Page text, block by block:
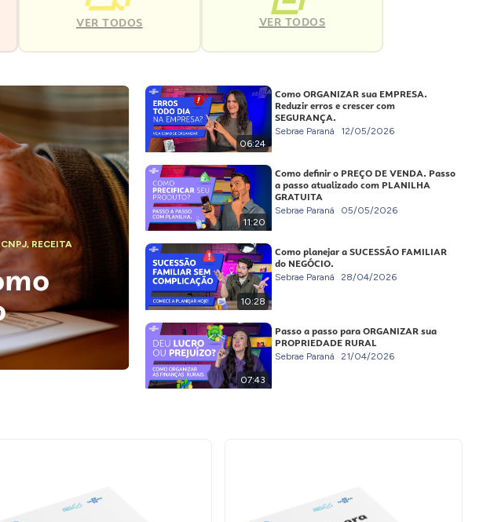
VER TODOS VER TODOS
,RECEITA
06:24
Como ORGANIZAR sua EMPRESA.
Reduzir erros e crescer com
SEGURANÇA.
Sebrae Paraná 12/05/2026
11:20
Como definir o PREÇO DE VENDA. Passo
a passo atualizado com PLANILHA
GRATUITA
Sebrae Paraná 05/05/2026
10:28
Como planejar a SUCESSÃO FAMILIAR
do NEGÓCIO.
Sebrae Paraná 28/04/2026
07:43
Passo a passo para ORGANIZAR sua
PROPRIEDADE RURAL
Sebrae Paraná 21/04/2026